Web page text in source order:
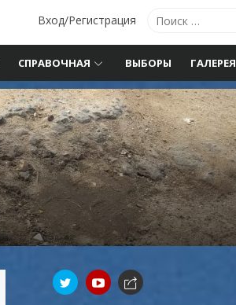
Поиск
Вход/Регистрация
СПРАВОЧНАЯ ВЫБОРЫ ГАЛЕРЕЯ